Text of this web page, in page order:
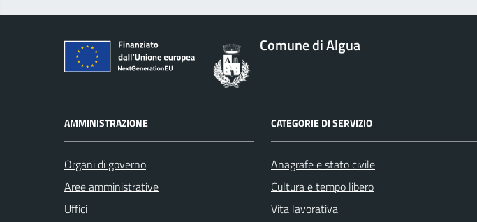
Comune di Algua
AMMINISTRAZIONE
Organi di governo
Aree amministrative
Uffici
CATEGORIE DI SERVIZIO
Anagrafe e stato civile
Cultura e tempo libero
Vita lavorativa